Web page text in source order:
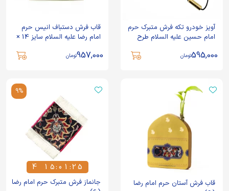
آویز خودرو تکه فرش متبرک حرم
امام حسین علیه السلام طرح
595,000تومان
قاب فرش دستباف انیس حرم
امام رضا علیه السلام سایز 14 ×
957,000تومان
قاب فرش آستان حرم امام رضا
9%
4
4
1
1
5
5
:0
0
1
1
:2
2
5
5
جانماز فرش متبرک حرم امام رضا